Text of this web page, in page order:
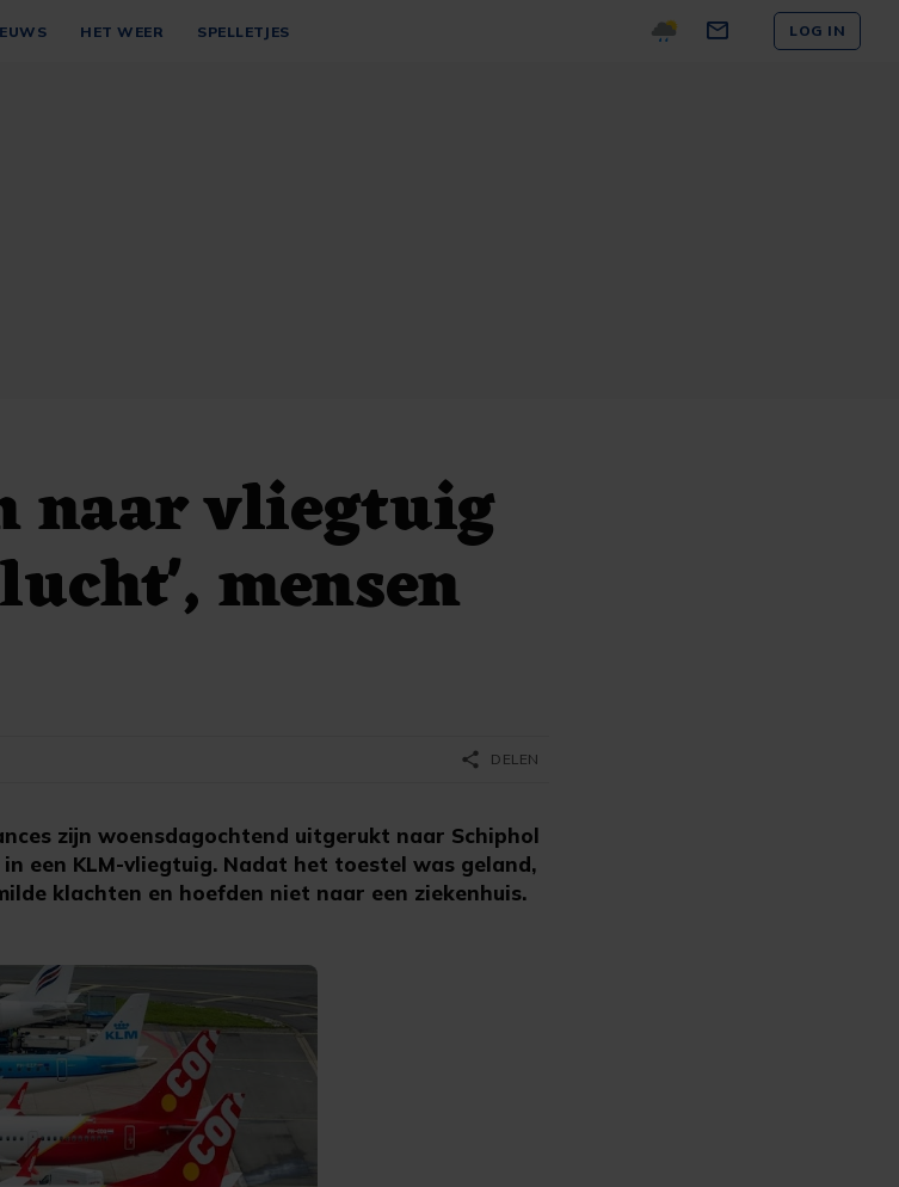
HET WEER SPELLETJES LOG IN
naar vliegtuig
mensen
zijn woensdagochtend uitgerukt naar Schiphol
een KLM-vliegtuig. Nadat het toestel was geland,
klachten en hoefden niet naar een ziekenhuis.
share DELEN